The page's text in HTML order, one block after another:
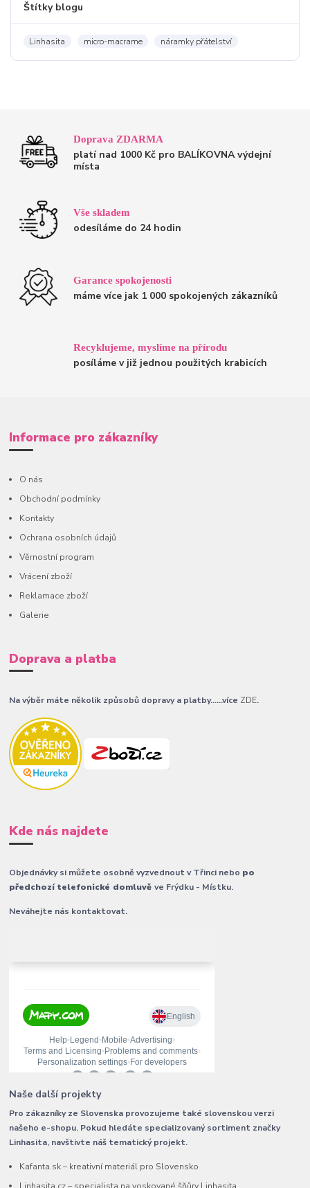
Štítky blogu
Linhasita micro-macrame náramky přátelství
Doprava ZDARMA
platí nad 1000 Kč pro BALÍKOVNA výdejní
místa
Vše skladem
odesíláme do 24 hodin
Garance spokojenosti
máme více jak 1 000 spokojených zákazníků
Recyklujeme, myslíme na přírodu
posíláme v již jednou použitých krabicích
Informace pro zákazníky
O nás
Obchodní podmínky
Kontakty
Ochrana osobních údajů
Věrnostní program
Vrácení zboží
Reklamace zboží
Galerie
Doprava a platba
Na výběr máte několik způsobů dopravy a platby......více ZDE.
Kde nás najdete
Objednávky si můžete osobně vyzvednout v Třinci nebo po
předchozí telefonické domluvěve Frýdku - Místku.
Neváhejte nás kontaktovat.
Naše další projekty
Pro zákazníky ze Slovenska provozujeme také slovenskou verzi
našeho e-shopu. Pokud hledáte specializovaný sortiment značky
Linhasita, navštivte náš tematický projekt.
Kafanta.sk – kreativní materiál pro Slovensko